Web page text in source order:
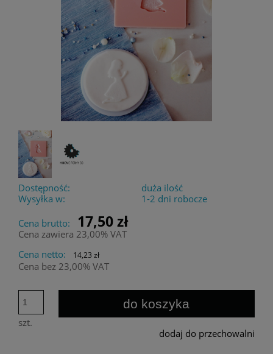
Dostępność:
duża ilość
Wysyłka w:
1-2 dni robocze
Cena brutto:
17,50 zł
Cena zawiera 23,00% VAT
Cena netto:
14,23 zł
Cena bez 23,00% VAT
szt.
do koszyka
dodaj do przechowalni